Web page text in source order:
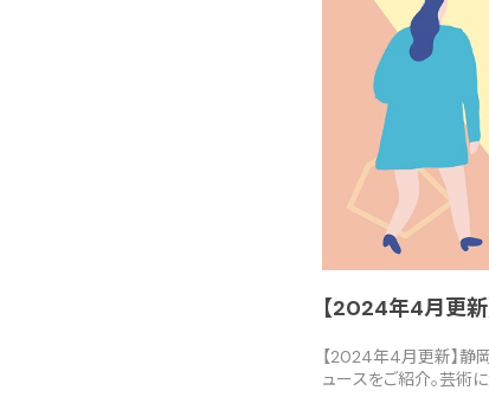
【2024年4月更
【2024年4月更新】静
ュースをご紹介。芸術